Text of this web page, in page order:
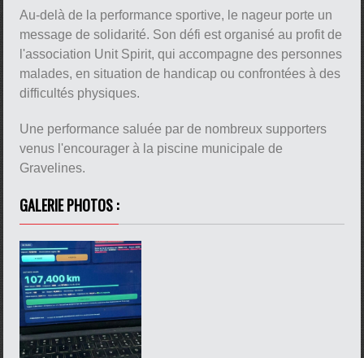
Au-delà de la performance sportive, le nageur porte un
message de solidarité. Son défi est organisé au profit de
l'association Unit Spirit, qui accompagne des personnes
malades, en situation de handicap ou confrontées à des
difficultés physiques.
Une performance saluée par de nombreux supporters
venus l'encourager à la piscine municipale de
Gravelines.
GALERIE PHOTOS :